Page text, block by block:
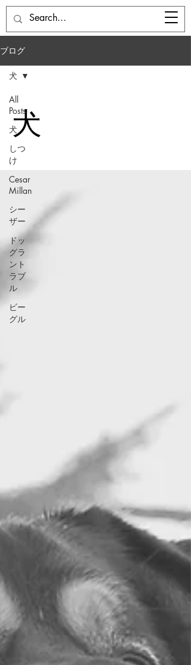
ドッグベース七国山
ブログ
All
Posts
犬
しつ
け
Cesar
Millan
シー
ザー
ドッ
グラ
ント
ラブ
ル
ビー
グル
犬
犬